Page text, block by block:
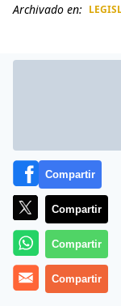
Archivado en:
Uno de los
la cabina de
Compartir
Compartir
Compartir
Compartir